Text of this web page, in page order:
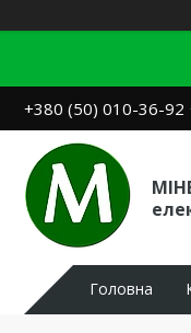
+380 (50) 010-36-92
Головна